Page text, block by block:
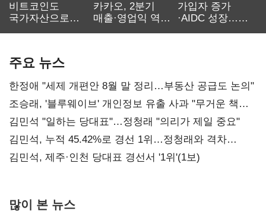
비트코인도
국가자산으로…'
카카오, 2분기
매출·영업익 역대
가입자 증가
·AIDC 성장…
주요 뉴스
한정애 "세제 개편안 8월 말 정리…부동산 공급도 논의"
조승래, '블루웨이브' 개인정보 유출 사과 "무거운 책임
통감"
김민석 "일하는 당대표"…정청래 "의리가 제일 중요"
김민석, 누적 45.42%로 경선 1위…정청래와 격차
0.86%p(2보)
김민석, 제주·인천 당대표 경선서 '1위'(1보)
많이 본 뉴스